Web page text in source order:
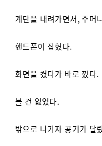
계단을 내려가면서, 주머
핸드폰이 잡혔다.
화면을 켰다가 바로 껐다.
볼 건 없었다.
밖으로 나가자 공기가 달